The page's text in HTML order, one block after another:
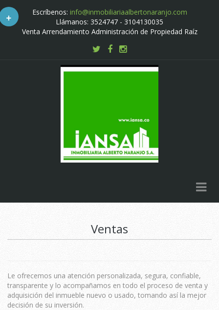
Escríbenos: info@inmobiliariaalbertonaranjo.com
Llámanos: 3524747 - 3104130035
Venta Arrendamiento Administración de Propiedad Raíz
Ventas
Le ofrecemos una atención personalizada, segura, confiable,
transparente y lo acompañamos en todo el proceso de venta y
adquisición del inmueble nuevo o usado, tomando así la mejor
decisión de su inversión.
+